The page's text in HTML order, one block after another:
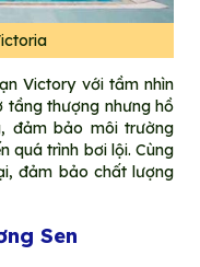
Victory với tầm nhìn
tầng thượng nhưng hồ
đảm bảo môi trường
quá trình bơi lội. Cùng
đảm bảo chất lượng
Sen